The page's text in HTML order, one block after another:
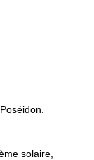
solaire,